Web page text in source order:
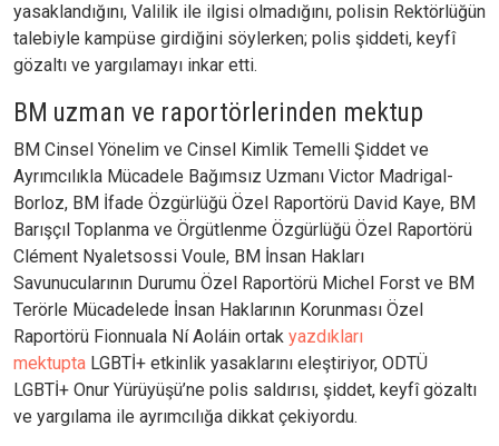
yasaklandığını, Valilik ile ilgisi olmadığını, polisin Rektörlüğün
talebiyle kampüse girdiğini söylerken; polis şiddeti, keyfî
gözaltı ve yargılamayı inkar etti.
BM uzman ve raportörlerinden mektup
BM Cinsel Yönelim ve Cinsel Kimlik Temelli Şiddet ve
Ayrımcılıkla Mücadele Bağımsız Uzmanı Victor Madrigal-
Borloz, BM İfade Özgürlüğü Özel Raportörü David Kaye, BM
Barışçıl Toplanma ve Örgütlenme Özgürlüğü Özel Raportörü
Clément Nyaletsossi Voule, BM İnsan Hakları
Savunucularının Durumu Özel Raportörü Michel Forst ve BM
Terörle Mücadelede İnsan Haklarının Korunması Özel
Raportörü Fionnuala Ní Aoláin ortak yazdıkları
mektupta LGBTİ+ etkinlik yasaklarını eleştiriyor, ODTÜ
LGBTİ+ Onur Yürüyüşü’ne polis saldırısı, şiddet, keyfî gözaltı
ve yargılama ile ayrımcılığa dikkat çekiyordu.